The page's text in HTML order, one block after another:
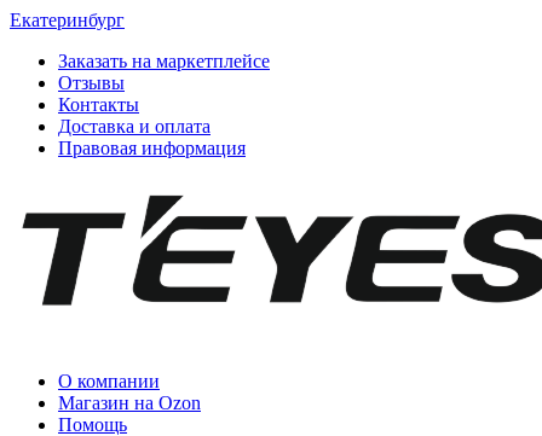
Екатеринбург
Заказать на маркетплейсе
Отзывы
Контакты
Доставка и оплата
Правовая информация
О компании
Магазин на Ozon
Помощь